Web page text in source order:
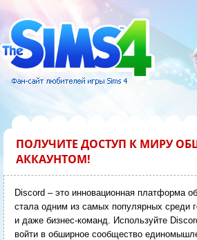
ПОЛУЧИТЕ ДОСТУП К МИРУ
АККАУНТОМ!
Discord – это инновационная платформа
стала одним из самых популярных среди
и даже бизнес-команд. Используйте
войти в обширное сообщество